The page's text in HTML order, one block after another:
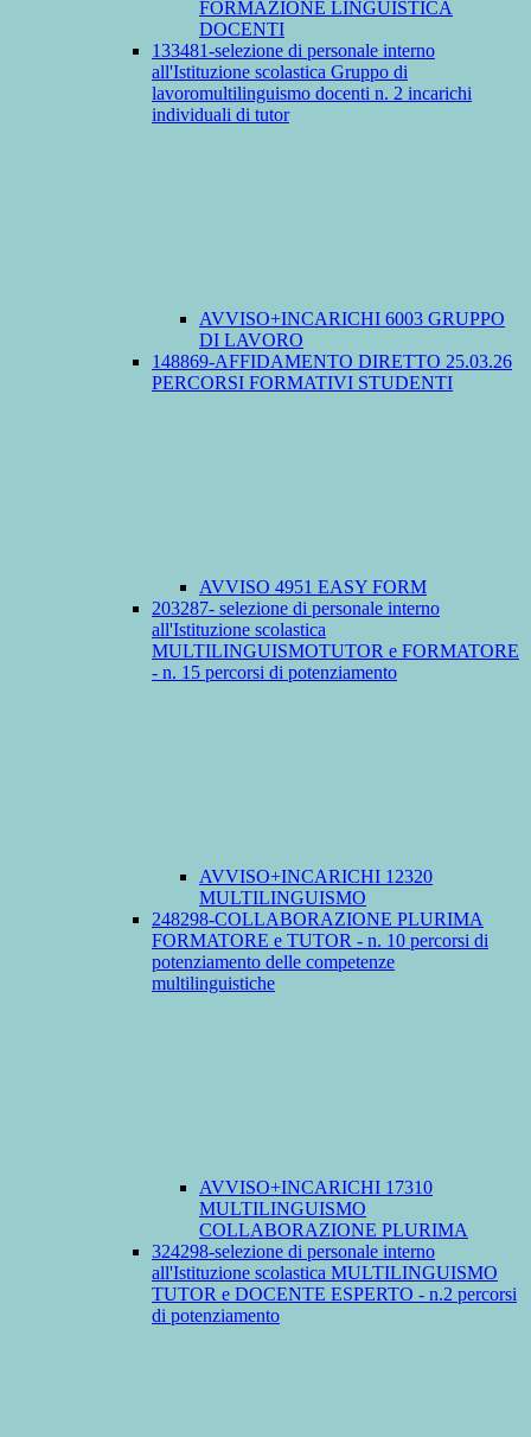
FORMAZIONE LINGUISTICA
DOCENTI
133481-selezione di personale interno
all'Istituzione scolastica Gruppo di
lavoromultilinguismo docenti n. 2 incarichi
individuali di tutor
AVVISO+INCARICHI 6003 GRUPPO
DI LAVORO
148869-AFFIDAMENTO DIRETTO 25.03.26
PERCORSI FORMATIVI STUDENTI
AVVISO 4951 EASY FORM
203287- selezione di personale interno
all'Istituzione scolastica
MULTILINGUISMOTUTOR e FORMATORE
- n. 15 percorsi di potenziamento
AVVISO+INCARICHI 12320
MULTILINGUISMO
248298-COLLABORAZIONE PLURIMA
FORMATORE e TUTOR - n. 10 percorsi di
potenziamento delle competenze
multilinguistiche
AVVISO+INCARICHI 17310
MULTILINGUISMO
COLLABORAZIONE PLURIMA
324298-selezione di personale interno
all'Istituzione scolastica MULTILINGUISMO
TUTOR e DOCENTE ESPERTO - n.2 percorsi
di potenziamento